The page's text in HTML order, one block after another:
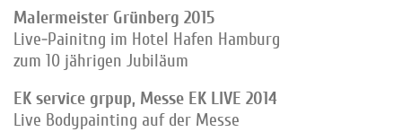
Malermeister Grünberg 2015
Live-Painitng im Hotel Hafen Hamburg
zum 10 jährigen Jubiläum
EK service grpup, Messe EK LIVE 2014
Live Bodypainting auf der Messe